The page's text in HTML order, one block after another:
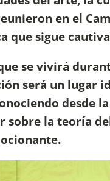
en el
que sigue
se vivirá
será un lugar
desde
sobre la teoría